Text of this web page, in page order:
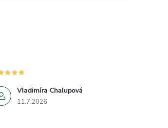
Vladimíra Chalupová
11.7.2026